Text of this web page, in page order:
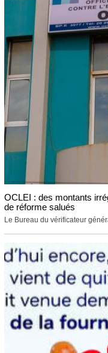
OCLEI : des montants
de réforme salués
Le Bureau du vérificateur